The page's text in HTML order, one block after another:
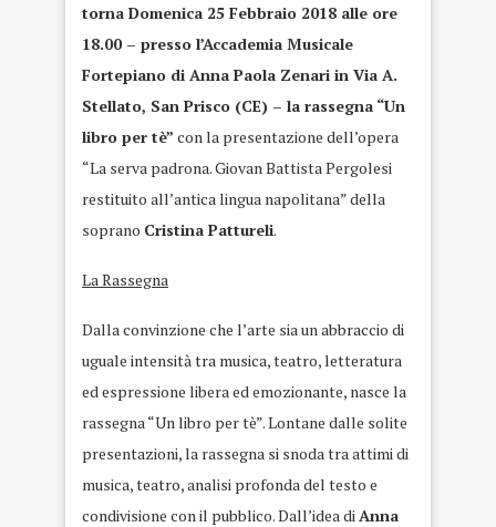
torna Domenica 25 Febbraio 2018 alle ore
18.00 – presso l’Accademia Musicale
Fortepiano di Anna Paola Zenari in Via A.
Stellato, San Prisco (CE) – la rassegna “Un
libro per tè” con la presentazione dell’opera
“La serva padrona. Giovan Battista Pergolesi
restituito all’antica lingua napolitana” della
soprano Cristina Pattureli.
La Rassegna
Dalla convinzione che l’arte sia un abbraccio di
uguale intensità tra musica, teatro, letteratura
ed espressione libera ed emozionante, nasce la
rassegna “Un libro per tè”. Lontane dalle solite
presentazioni, la rassegna si snoda tra attimi di
musica, teatro, analisi profonda del testo e
condivisione con il pubblico. Dall’idea di Anna